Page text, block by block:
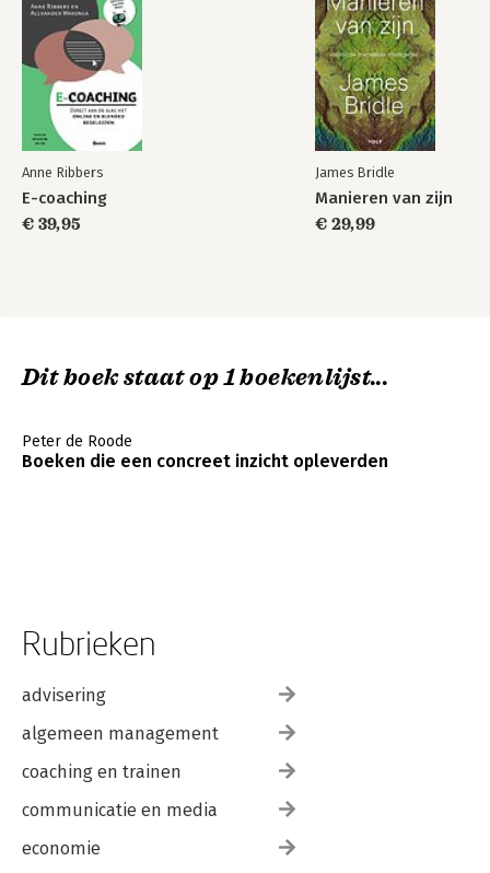
Anne Ribbers
E-coaching
€ 39,95
James Bridle
Manieren van zijn
€ 29,99
Dit boek staat op 1 boekenlijst...
Peter de Roode
Boeken die een concreet inzicht opleverden
Rubrieken
advisering
algemeen management
coaching en trainen
communicatie en media
economie